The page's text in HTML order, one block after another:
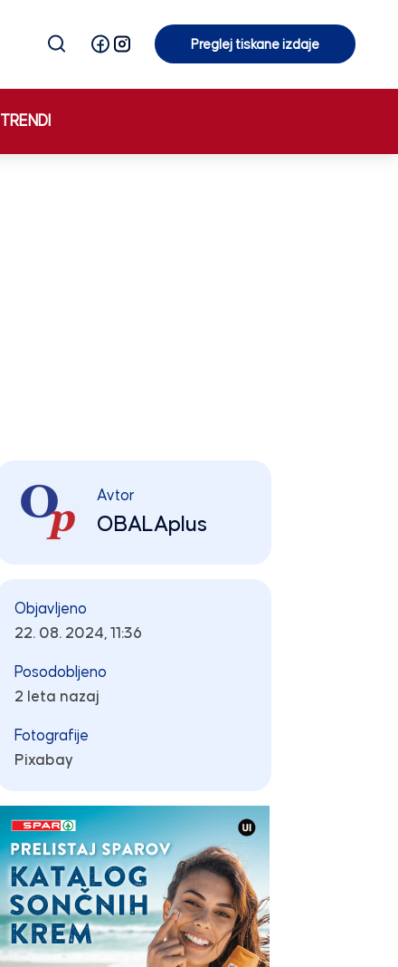
Preglej tiskane izdaje
TRENDI
Avtor
OBALAplus
Objavljeno
22. 08. 2024, 11:36
Posodobljeno
2 leta nazaj
Fotografije
Pixabay